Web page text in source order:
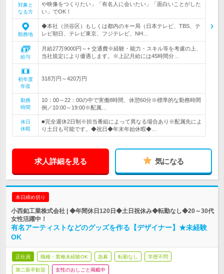
対象と
なる方
や映像をつくりたい」「有名人に会いたい」「面白いことがした
い」でOK！
勤務地
◆本社（渋谷区）もしくは都内のキー局（日本テレビ、TBS、テ
レビ朝日、テレビ東京、フジテレビ、NH…
給与
月給27万9000円～+ 交通費※経験・能力・スキル等を考慮の上、
当社規定により優遇します。※上記月給には45時間分…
初年度
年収
318万円～420万円
勤務
時間
10：00～22：00の中で実働8時間、休憩60分※標準的な勤務時間
例／10:00～19:00※配属…
休日
休暇
■完全週休2日制※担当番組によって異なる場合あり※配属先によ
り土日も可能です。◆祝日◆年末年始休暇◆…
求人詳細を見る 気になる
本日締め切り
小西釦工業株式会社 | ◆年間休日120日◆土日祝休み◆転勤なし◆20～30代
女性活躍中！
有名アーティストなどのグッズを作る【デザイナー】★未経験
OK
正社員 職種・業種未経験OK 急募 転勤なし 学歴不問
第二新卒歓迎 女性のおしごと掲載中